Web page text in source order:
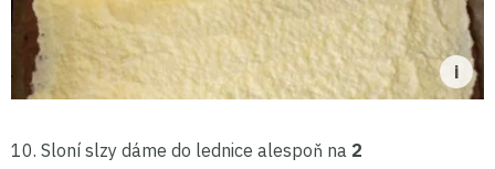
10. Sloní slzy dáme do lednice alespoň na 2